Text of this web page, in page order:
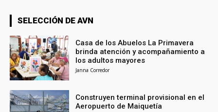
SELECCIÓN DE AVN
Casa de los Abuelos La Primavera
brinda atención y acompañamiento a
los adultos mayores
Janna Corredor
Construyen terminal provisional en el
Aeropuerto de Maiquetía